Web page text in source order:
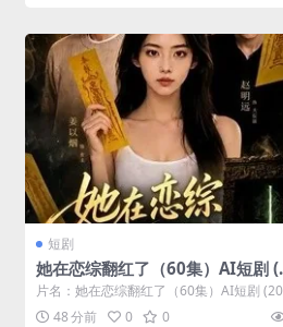
短剧
她在恋综翻红了（60集）AI短剧
26)
片名：她在恋综翻红了（60集）AI短剧
6) 分类：短剧 年份：2026...
48 分前 0 0